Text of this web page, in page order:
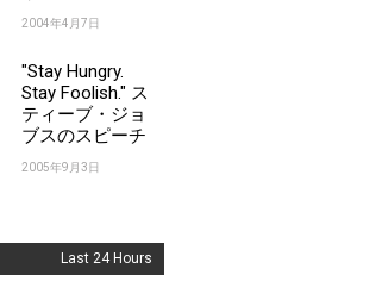
2004年4月7日
"Stay Hungry.
Stay Foolish." ス
ティーブ・ジョ
ブスのスピーチ
2005年9月3日
Last 24 Hours